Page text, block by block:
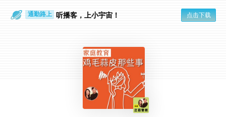
通勤路上 听播客，上小宇宙！ 点击下载